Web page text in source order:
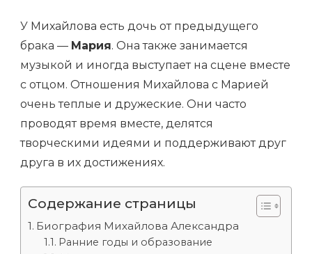
У Михайлова есть дочь от предыдущего
брака — Мария. Она также занимается
музыкой и иногда выступает на сцене вместе
с отцом. Отношения Михайлова с Марией
очень теплые и дружеские. Они часто
проводят время вместе, делятся
творческими идеями и поддерживают друг
друга в их достижениях.
Содержание страницы
Биография Михайлова Александра
Ранние годы и образование